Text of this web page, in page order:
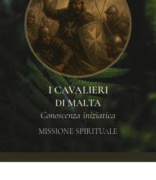
I CAVALIERI
DI MALTA
Conoscenza iniziatica
MISSIONE SPIRITUALE